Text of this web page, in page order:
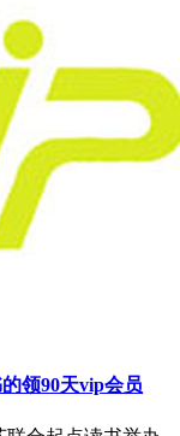
领90天vip会员